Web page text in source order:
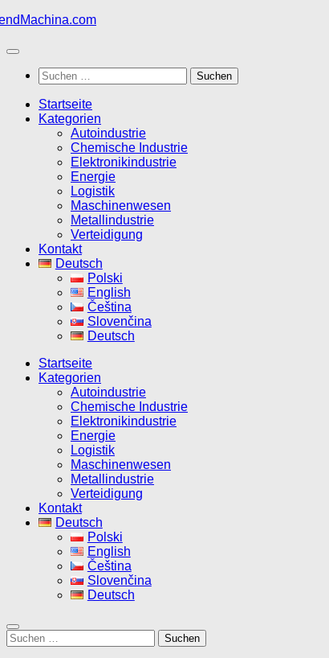
Zum
springen
Suchen
nach:
Startseite
Kategorien
Autoindustrie
Chemische Industrie
Elektronikindustrie
Energie
Logistik
Maschinenwesen
Metallindustrie
Verteidigung
Kontakt
Deutsch
Polski
English
Čeština
Slovenčina
Deutsch
Startseite
Kategorien
Autoindustrie
Chemische Industrie
Elektronikindustrie
Energie
Logistik
Maschinenwesen
Metallindustrie
Verteidigung
Kontakt
Deutsch
Polski
English
Čeština
Slovenčina
Deutsch
Suchen
nach: